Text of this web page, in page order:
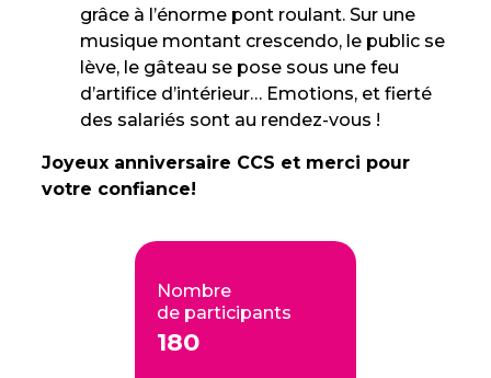
grâce à l’énorme pont roulant. Sur une
musique montant crescendo, le public se
lève, le gâteau se pose sous une feu
d’artifice d’intérieur… Emotions, et fierté
des salariés sont au rendez-vous !
Joyeux anniversaire CCS et merci pour
votre confiance!
Nombre
de participants
180